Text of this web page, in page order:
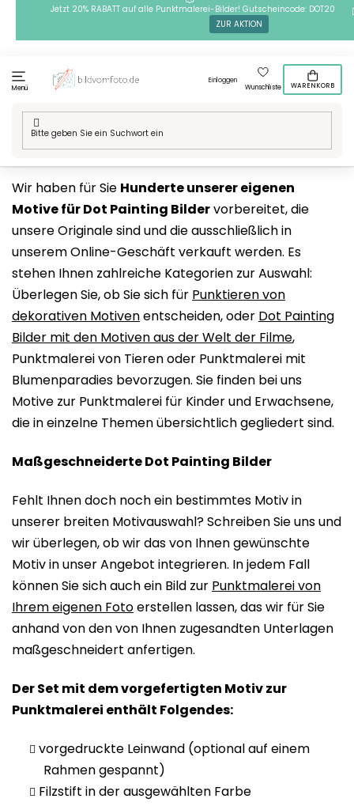
Jetzt 20% RABATT auf alle Punktmalerei-Bilder! Gutscheincode: DOT20
ZUR AKTION
Menü
Einloggen
Wunschliste
WARENKORB
Startseite
Wir haben für Sie Hunderte unserer eigenen
Motive für Dot Painting Bildervorbereitet, die
unsere Originale sind und die ausschließlich in
unserem Online-Geschäft verkauft werden. Es
stehen Ihnen zahlreiche Kategorien zur Auswahl:
Überlegen Sie, ob Sie sich für Punktieren von
dekorativen Motivenentscheiden, oder Dot Painting
Bilder mit den Motiven aus der Welt der Filme,
Punktmalerei von Tieren oder Punktmalerei mit
Blumenparadies bevorzugen. Sie finden bei uns
Motive zur Punktmalerei für Kinder und Erwachsene,
die in einzelne Themen übersichtlich gegliedert sind.
Maßgeschneiderte Dot Painting Bilder
Fehlt Ihnen doch noch ein bestimmtes Motiv in
unserer breiten Motivauswahl? Schreiben Sie uns und
wir überlegen, ob wir das von Ihnen gewünschte
Motiv in unser Angebot integrieren. In jedem Fall
können Sie sich auch ein Bild zur Punktmalerei von
Ihrem eigenen Fotoerstellen lassen, das wir für Sie
anhand von den von Ihnen zugesandten Unterlagen
maßgeschneidert anfertigen.
Der Set mit dem vorgefertigten Motiv zur
Punktmalerei enthält Folgendes:
vorgedruckte Leinwand (optional auf einem
Rahmen gespannt)
Filzstift in der ausgewählten Farbe